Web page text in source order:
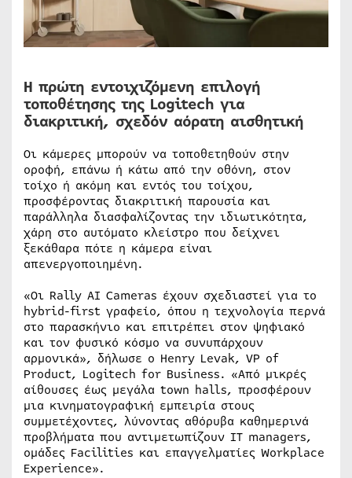
Η πρώτη εντοιχιζόμενη επιλογή
τοποθέτησης της Logitech για
διακριτική, σχεδόν αόρατη αισθητική
Οι κάμερες μπορούν να τοποθετηθούν στην
οροφή, επάνω ή κάτω από την οθόνη, στον
τοίχο ή ακόμη και εντός του τοίχου,
προσφέροντας διακριτική παρουσία και
παράλληλα διασφαλίζοντας την ιδιωτικότητα,
χάρη στο αυτόματο κλείστρο που δείχνει
ξεκάθαρα πότε η κάμερα είναι
απενεργοποιημένη.
«Οι Rally AI Cameras έχουν σχεδιαστεί για το
hybrid-first γραφείο, όπου η τεχνολογία περνά
στο παρασκήνιο και επιτρέπει στον ψηφιακό
και τον φυσικό κόσμο να συνυπάρχουν
αρμονικά», δήλωσε ο Henry Levak, VP of
Product, Logitech for Business. «Από μικρές
αίθουσες έως μεγάλα town halls, προσφέρουν
μια κινηματογραφική εμπειρία στους
συμμετέχοντες, λύνοντας αθόρυβα καθημερινά
προβλήματα που αντιμετωπίζουν IT managers,
ομάδες Facilities και επαγγελματίες Workplace
Experience».